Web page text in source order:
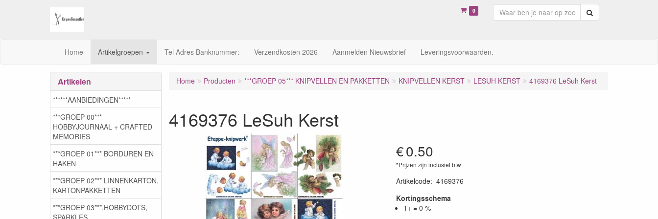
0
Home Artikelgroepen Tel Adres Banknummer: Verzendkosten 2026 Aanmelden Nieuwsbrief Leveringsvoorwaarden.
Home Producten ***GROEP 05*** KNIPVELLEN EN PAKKETTEN KNIPVELLEN KERST LESUH KERST 4169376 LeSuh Kerst
4169376 LeSuh Kerst
€0.50
*Prijzen zijn inclusief btw
Artikelcode: 4169376
Kortingsschema
1+ = 0 %
Artikelen
******AANBIEDINGEN*****
***GROEP 00***
HOBBYJOURNAAL + CRAFTED
MEMORIES
***GROEP 01*** BORDUREN EN
HAKEN
***GROEP 02*** LINNENKARTON,
KARTONPAKKETTEN
***GROEP 03***,HOBBYDOTS,
SPARKLES